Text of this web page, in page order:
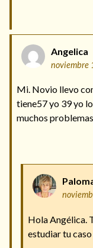
Angelica
noviembre
Mi. Novio llevo
tiene57 yo 39 yo
muchos
Hola Angélica.
estudiar tu